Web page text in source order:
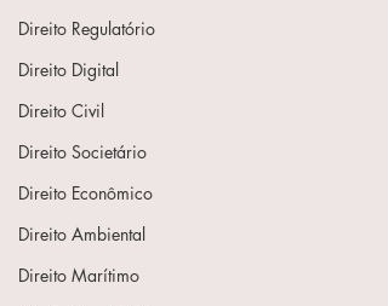
Direito Regulatório
Direito Digital
Direito Civil
Direito Societário
Direito Econômico
Direito Ambiental
Direito Marítimo